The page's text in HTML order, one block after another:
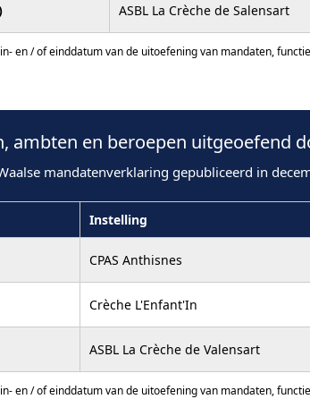
ASBL La Crèche de Salensart
en / of einddatum van de uitoefening van mandaten,
ambten en beroepen uitgeoefend
mandatenverklaring gepubliceerd in
Instelling
CPAS Anthisnes
Crèche L'Enfant'In
ASBL La Crèche de Valensart
en / of einddatum van de uitoefening van mandaten,